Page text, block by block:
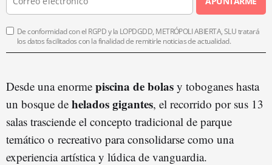
De conformidad con el RGPD y la LOPDGDD, METRÓPOLI ABIERTA, SLU tratará
los datos facilitados con la finalidad de remitirle noticias de actualidad.
Desde una enorme piscina de bolas y toboganes hasta
un bosque de helados gigantes, el recorrido por sus 13
salas trasciende el concepto tradicional de parque
temático o recreativo para consolidarse como una
experiencia artística y lúdica de vanguardia.